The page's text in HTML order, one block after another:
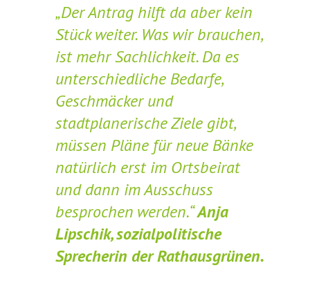
„Der Antrag hilft da aber kein
Stück weiter. Was wir brauchen,
ist mehr Sachlichkeit. Da es
unterschiedliche Bedarfe,
Geschmäcker und
stadtplanerische Ziele gibt,
müssen Pläne für neue Bänke
natürlich erst im Ortsbeirat
und dann im Ausschuss
besprochen werden.“Anja
Lipschik, sozialpolitische
Sprecherin der Rathausgrünen.